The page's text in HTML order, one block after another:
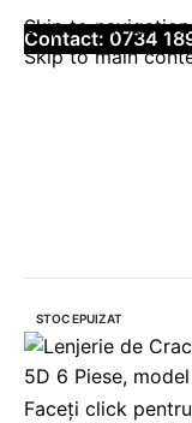
Skip to navigation
Skip to main
Contact: 0734
STOC EPUIZAT
Faceți click